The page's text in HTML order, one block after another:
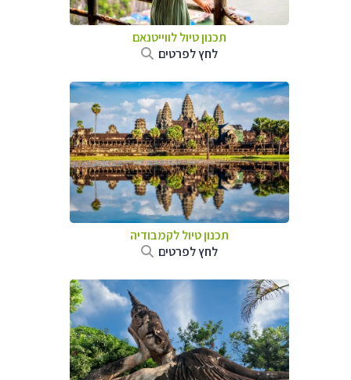
תכנון טיול לווייטנאם
לחץ לפרטים
תכנון טיוללקמבודיה
לחץ לפרטים